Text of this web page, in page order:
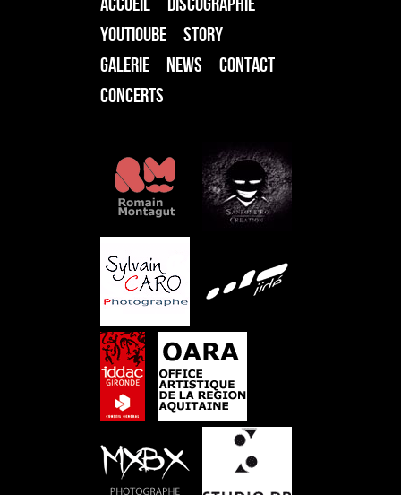
YOUTIOUBE
STORY
GALERIE
NEWS
CONTACT
CONCERTS